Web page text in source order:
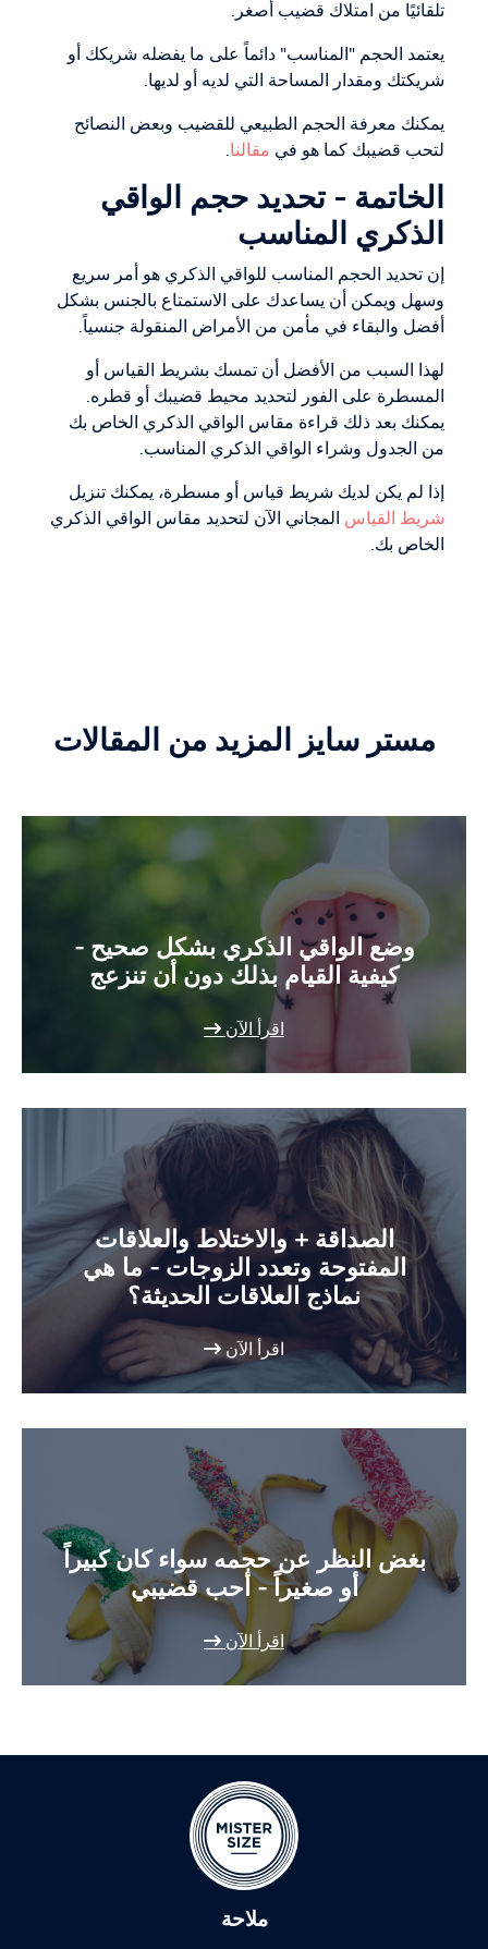
تلقائيًا من امتلاك قضيب أصغر.
يعتمد الحجم "المناسب" دائماً على ما يفضله شريكك أو
شريكتك ومقدار المساحة التي لديه أو لديها.
يمكنك معرفة الحجم الطبيعي للقضيب وبعض النصائح
لتحب قضيبك كما هو في مقالنا.
الخاتمة - تحديد حجم الواقي
الذكري المناسب
إن تحديد الحجم المناسب للواقي الذكري هو أمر سريع
وسهل ويمكن أن يساعدك على الاستمتاع بالجنس بشكل
أفضل والبقاء في مأمن من الأمراض المنقولة جنسياً.
لهذا السبب من الأفضل أن تمسك بشريط القياس أو
المسطرة على الفور لتحديد محيط قضيبك أو قطره.
يمكنك بعد ذلك قراءة مقاس الواقي الذكري الخاص بك
من الجدول وشراء الواقي الذكري المناسب.
إذا لم يكن لديك شريط قياس أو مسطرة، يمكنك تنزيل
شريط القياس المجاني الآن لتحديد مقاس الواقي الذكري
الخاص بك.
مستر سايز المزيد من المقالات
وضع الواقي الذكري بشكل صحيح -
كيفية القيام بذلك دون أن تنزعج
اقرأ الآن
الصداقة + والاختلاط والعلاقات
المفتوحة وتعدد الزوجات - ما هي
نماذج العلاقات الحديثة؟
اقرأ الآن
بغض النظر عن حجمه سواء كان كبيراً
أو صغيراً - أحب قضيبي
اقرأ الآن
ملاحة